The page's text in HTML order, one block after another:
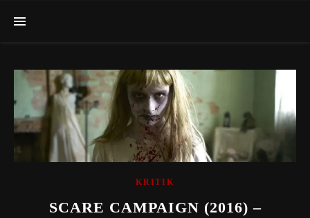
KRITIK
SCARE CAMPAIGN (2016) –